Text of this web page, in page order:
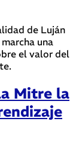
de Luján
una
el valor del
Mitre la